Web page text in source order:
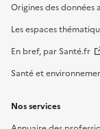
Origines des données
Les espaces
En bref, par Santé.fr
Santé et
Nos services